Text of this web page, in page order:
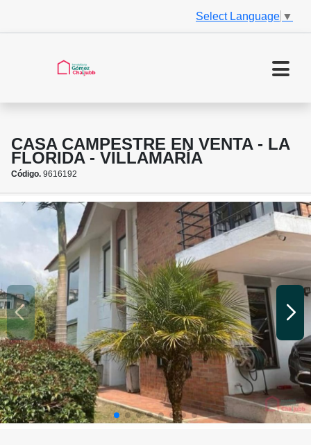
Select Language ▼
CASA CAMPESTRE EN VENTA - LA
FLORIDA - VILLAMARÍA
Código. 9616192